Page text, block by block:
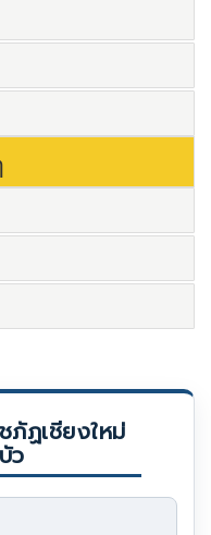
ภัฏเชียงใหม่
ว